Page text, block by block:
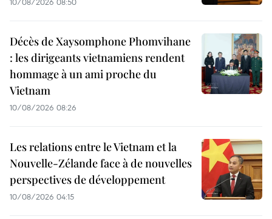
Décès de Xaysomphone Phomvihane
: les dirigeants vietnamiens rendent
hommage à un ami proche du
Vietnam
10/08/2026 08:26
Les relations entre le Vietnam et la
Nouvelle-Zélande face à de nouvelles
perspectives de développement
10/08/2026 04:15